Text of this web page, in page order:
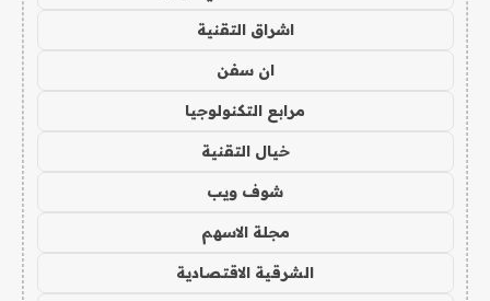
اشراق التقنية
ان سفن
مرابع التكنولوجيا
خيال التقنية
شوف ويب
مجلة الاسهم
الشرقية الاقتصادية